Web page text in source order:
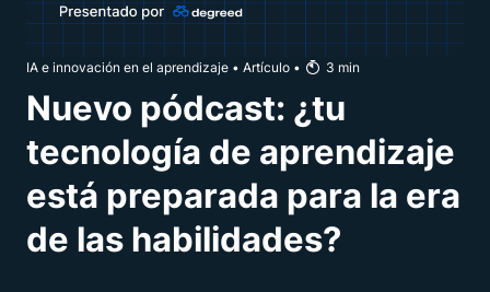
IA e innovación en el aprendizaje • Artículo • 3 min
Nuevo pódcast: ¿tu
tecnología de aprendizaje
está preparada para la era
de las habilidades?